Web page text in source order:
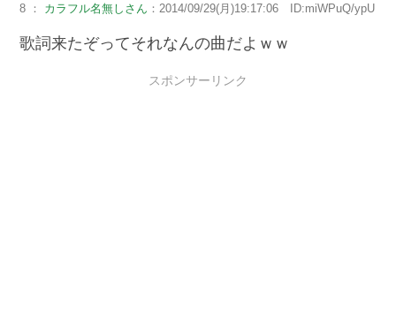
8 ： カラフル名無しさん ：2014/09/29(月)19:17:06 ID:miWPuQ/ypU
歌詞来たぞってそれなんの曲だよｗｗ
スポンサーリンク